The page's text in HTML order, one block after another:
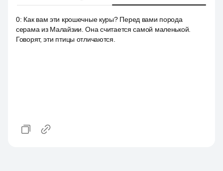
0: Как вам эти крошечные куры? Перед вами порода
серама из Малайзии. Она считается самой маленькой.
Говорят, эти птицы отличаются.